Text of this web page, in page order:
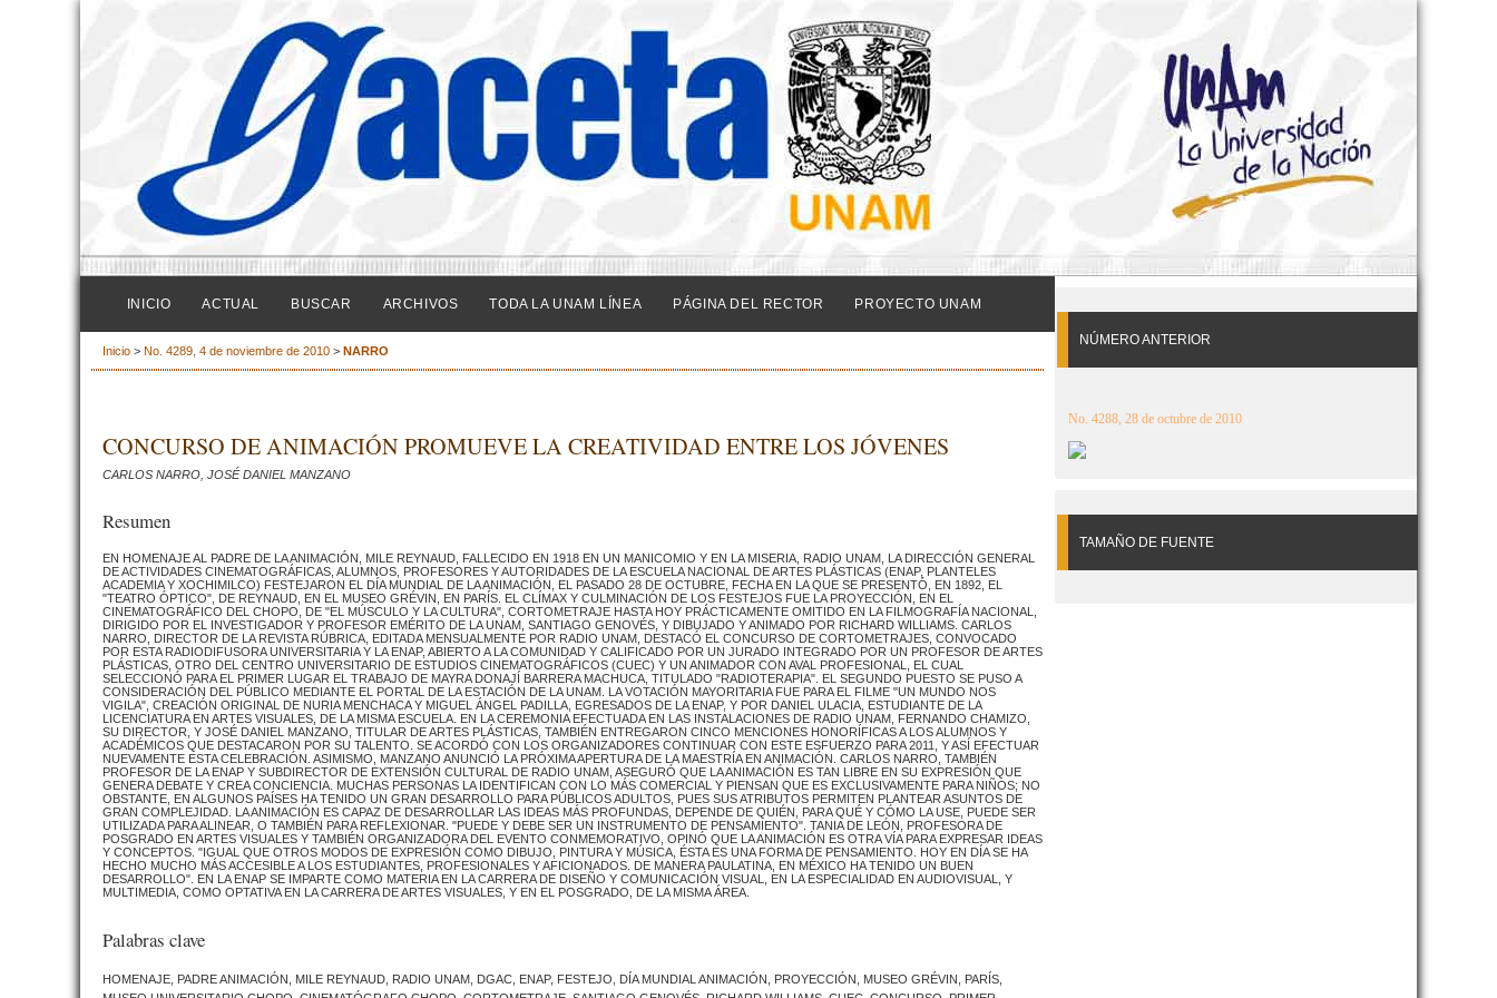
NÚMERO ANTERIOR
No. 4288, 28 de octubre de 2010
TAMAÑO DE FUENTE
INICIO ACTUAL BUSCAR ARCHIVOS TODA LA UNAM LÍNEA PÁGINA DEL RECTOR PROYECTO UNAM
Inicio > No. 4289, 4 de noviembre de 2010 > NARRO
CONCURSO DE ANIMACIÓN PROMUEVE LA CREATIVIDAD ENTRE LOS JÓVENES
CARLOS NARRO, JOSÉ DANIEL MANZANO
Resumen
EN HOMENAJE AL PADRE DE LA ANIMACIÓN, MILE REYNAUD, FALLECIDO EN 1918 EN UN MANICOMIO Y EN LA MISERIA, RADIO UNAM, LA DIRECCIÓN GENERAL
DE ACTIVIDADES CINEMATOGRÁFICAS, ALUMNOS, PROFESORES Y AUTORIDADES DE LA ESCUELA NACIONAL DE ARTES PLÁSTICAS (ENAP, PLANTELES
ACADEMIA Y XOCHIMILCO) FESTEJARON EL DÍA MUNDIAL DE LA ANIMACIÓN, EL PASADO 28 DE OCTUBRE, FECHA EN LA QUE SE PRESENTÓ, EN 1892, EL
"TEATRO ÓPTICO", DE REYNAUD, EN EL MUSEO GRÉVIN, EN PARÍS. EL CLÍMAX Y CULMINACIÓN DE LOS FESTEJOS FUE LA PROYECCIÓN, EN EL
CINEMATOGRÁFICO DEL CHOPO, DE "EL MÚSCULO Y LA CULTURA", CORTOMETRAJE HASTA HOY PRÁCTICAMENTE OMITIDO EN LA FILMOGRAFÍA NACIONAL,
DIRIGIDO POR EL INVESTIGADOR Y PROFESOR EMÉRITO DE LA UNAM, SANTIAGO GENOVÉS, Y DIBUJADO Y ANIMADO POR RICHARD WILLIAMS. CARLOS
NARRO, DIRECTOR DE LA REVISTA RÚBRICA, EDITADA MENSUALMENTE POR RADIO UNAM, DESTACÓ EL CONCURSO DE CORTOMETRAJES, CONVOCADO
POR ESTA RADIODIFUSORA UNIVERSITARIA Y LA ENAP, ABIERTO A LA COMUNIDAD Y CALIFICADO POR UN JURADO INTEGRADO POR UN PROFESOR DE ARTES
PLÁSTICAS, OTRO DEL CENTRO UNIVERSITARIO DE ESTUDIOS CINEMATOGRÁFICOS (CUEC) Y UN ANIMADOR CON AVAL PROFESIONAL, EL CUAL
SELECCIONÓ PARA EL PRIMER LUGAR EL TRABAJO DE MAYRA DONAJÍ BARRERA MACHUCA, TITULADO "RADIOTERAPIA". EL SEGUNDO PUESTO SE PUSO A
CONSIDERACIÓN DEL PÚBLICO MEDIANTE EL PORTAL DE LA ESTACIÓN DE LA UNAM. LA VOTACIÓN MAYORITARIA FUE PARA EL FILME "UN MUNDO NOS
VIGILA", CREACIÓN ORIGINAL DE NURIA MENCHACA Y MIGUEL ÁNGEL PADILLA, EGRESADOS DE LA ENAP, Y POR DANIEL ULACIA, ESTUDIANTE DE LA
LICENCIATURA EN ARTES VISUALES, DE LA MISMA ESCUELA. EN LA CEREMONIA EFECTUADA EN LAS INSTALACIONES DE RADIO UNAM, FERNANDO CHAMIZO,
SU DIRECTOR, Y JOSÉ DANIEL MANZANO, TITULAR DE ARTES PLÁSTICAS, TAMBIÉN ENTREGARON CINCO MENCIONES HONORÍFICAS A LOS ALUMNOS Y
ACADÉMICOS QUE DESTACARON POR SU TALENTO. SE ACORDÓ CON LOS ORGANIZADORES CONTINUAR CON ESTE ESFUERZO PARA 2011, Y ASÍ EFECTUAR
NUEVAMENTE ESTA CELEBRACIÓN. ASIMISMO, MANZANO ANUNCIÓ LA PRÓXIMA APERTURA DE LA MAESTRÍA EN ANIMACIÓN. CARLOS NARRO, TAMBIÉN
PROFESOR DE LA ENAP Y SUBDIRECTOR DE EXTENSIÓN CULTURAL DE RADIO UNAM, ASEGURÓ QUE LA ANIMACIÓN ES TAN LIBRE EN SU EXPRESIÓN QUE
GENERA DEBATE Y CREA CONCIENCIA. MUCHAS PERSONAS LA IDENTIFICAN CON LO MÁS COMERCIAL Y PIENSAN QUE ES EXCLUSIVAMENTE PARA NIÑOS; NO
OBSTANTE, EN ALGUNOS PAÍSES HA TENIDO UN GRAN DESARROLLO PARA PÚBLICOS ADULTOS, PUES SUS ATRIBUTOS PERMITEN PLANTEAR ASUNTOS DE
GRAN COMPLEJIDAD. LA ANIMACIÓN ES CAPAZ DE DESARROLLAR LAS IDEAS MÁS PROFUNDAS, DEPENDE DE QUIÉN, PARA QUÉ Y CÓMO LA USE, PUEDE SER
UTILIZADA PARA ALINEAR, O TAMBIÉN PARA REFLEXIONAR. "PUEDE Y DEBE SER UN INSTRUMENTO DE PENSAMIENTO". TANIA DE LEÓN, PROFESORA DE
POSGRADO EN ARTES VISUALES Y TAMBIÉN ORGANIZADORA DEL EVENTO CONMEMORATIVO, OPINÓ QUE LA ANIMACIÓN ES OTRA VÍA PARA EXPRESAR IDEAS
Y CONCEPTOS. "IGUAL QUE OTROS MODOS DE EXPRESIÓN COMO DIBUJO, PINTURA Y MÚSICA, ÉSTA ES UNA FORMA DE PENSAMIENTO. HOY EN DÍA SE HA
HECHO MUCHO MÁS ACCESIBLE A LOS ESTUDIANTES, PROFESIONALES Y AFICIONADOS. DE MANERA PAULATINA, EN MÉXICO HA TENIDO UN BUEN
DESARROLLO". EN LA ENAP SE IMPARTE COMO MATERIA EN LA CARRERA DE DISEÑO Y COMUNICACIÓN VISUAL, EN LA ESPECIALIDAD EN AUDIOVISUAL, Y
MULTIMEDIA, COMO OPTATIVA EN LA CARRERA DE ARTES VISUALES, Y EN EL POSGRADO, DE LA MISMA ÁREA.
Palabras clave
HOMENAJE, PADRE ANIMACIÓN, MILE REYNAUD, RADIO UNAM, DGAC, ENAP, FESTEJO, DÍA MUNDIAL ANIMACIÓN, PROYECCIÓN, MUSEO GRÉVIN, PARÍS,